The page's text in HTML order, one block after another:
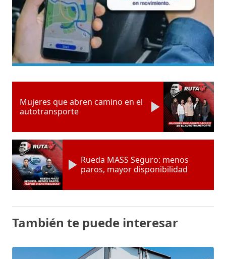
Mujeres que abren camino en el
autotransporte
Rueda MASS Seguro: menos
paros, mayor disponibilidad
También te puede interesar